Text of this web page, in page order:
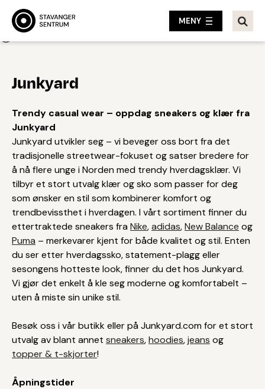
MENY
Junkyard
Trendy casual wear – oppdag sneakers og klær fra
Junkyard
Junkyard utvikler seg – vi beveger oss bort fra det
tradisjonelle streetwear-fokuset og satser bredere for
å nå flere unge i Norden med trendy hverdagsklær. Vi
tilbyr et stort utvalg klær og sko som passer for deg
som ønsker en stil som kombinerer komfort og
trendbevissthet i hverdagen. I vårt sortiment finner du
ettertraktede sneakers fraNike,adidas,New Balance og
Puma – merkevarer kjent for både kvalitet og stil. Enten
du ser etter hverdagssko, statement-plagg eller
sesongens hotteste look, finner du det hos Junkyard.
Vi gjør det enkelt å kle seg moderne og komfortabelt –
uten å miste sin unike stil.
Besøk oss i vår butikk eller på Junkyard.com for et stort
utvalg av blant annet sneakers,hoodies,jeans og
topper & t-skjorter!
Åpningstider